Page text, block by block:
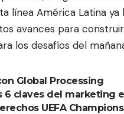
línea América Latina
avances para
los desafíos del
Global Processing
6 claves del marketing
UEFA Champions